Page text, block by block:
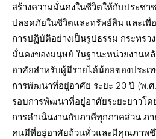
สร้างความมั่นคงในชีวิตให้กับประช
ปลอดภัยในชีวิตและทรัพย์สิน และเพื่
การปฏิบัติอย่างเป็นรูปธรรม กระทร
มั่นคงของมนุษย์ ในฐานะหน่วยงานห
อาศัยสำหรับผู้มีรายได้น้อยของประเ
การพัฒนาที่อยู่อาศัย ระยะ 20 ปี (พ.ศ
รอบการพัฒนาที่อยู่อาศัยระยะยาวโ
การดำเนินงานกับภาคีทุกภาคส่วน ภ
คนมีที่อยู่อาศัยถ้วนทั่วและมีคุณภาพชี